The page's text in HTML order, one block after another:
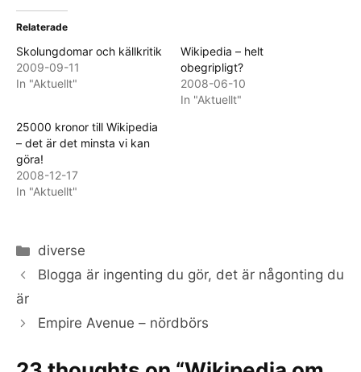
Relaterade
Skolungdomar och källkritik
2009-09-11
In "Aktuellt"
Wikipedia – helt
obegripligt?
2008-06-10
In "Aktuellt"
25000 kronor till Wikipedia
– det är det minsta vi kan
göra!
2008-12-17
In "Aktuellt"
Categories
diverse
Blogga är ingenting du gör, det är någonting du
är
Empire Avenue – nördbörs